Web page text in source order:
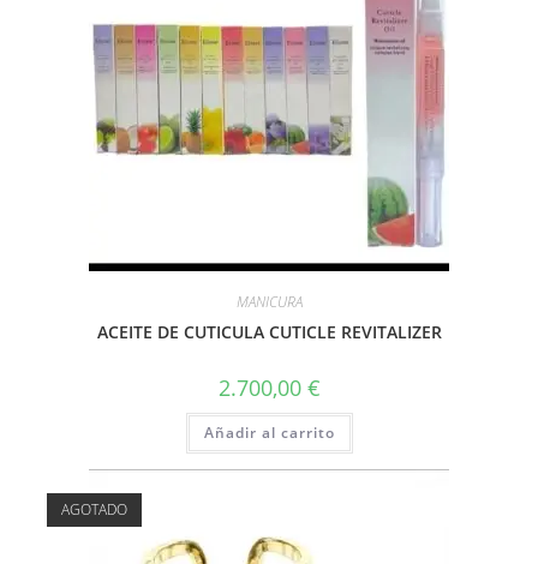
MANICURA
ACEITE DE CUTICULA CUTICLE REVITALIZER
2.700,00 €
Añadir al carrito
AGOTADO